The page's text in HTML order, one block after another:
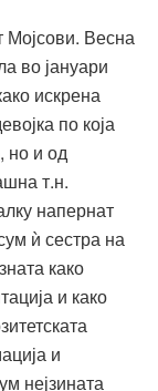
Весна
во јануари
искрена
по која
но и од
т.н.
напернат
ѝ сестра на
како
и како
и
нејзината